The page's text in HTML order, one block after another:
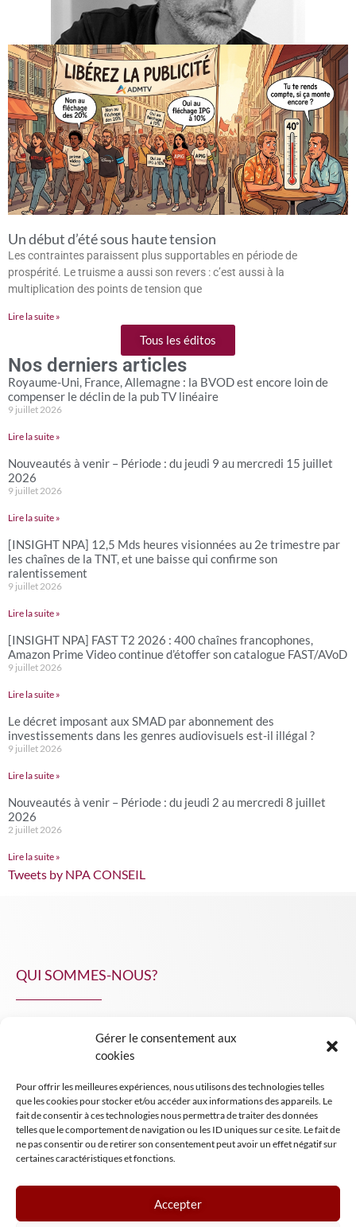
Gérer le consentement aux
cookies
Pour offrir les meilleures expériences, nous utilisons des technologies telles
que les cookies pour stocker et/ou accéder aux informations des appareils. Le
fait de consentir à ces technologies nous permettra de traiter des données
telles que le comportement de navigation ou les ID uniques sur ce site. Le fait de
ne pas consentir ou de retirer son consentement peut avoir un effet négatif sur
certaines caractéristiques et fonctions.
Accepter
Un début d’été sous haute tension
Les contraintes paraissent plus supportables en période de
prospérité. Le truisme a aussi son revers : c’est aussi à la
multiplication des points de tension que
Lire la suite »
Tous les éditos
Nos derniers articles
Royaume-Uni, France, Allemagne : la BVOD est encore loin de
compenser le déclin de la pub TV linéaire
9 juillet 2026
Lire la suite »
Nouveautés à venir – Période : du jeudi 9 au mercredi 15 juillet
2026
9 juillet 2026
Lire la suite »
[INSIGHT NPA] 12,5 Mds heures visionnées au 2e trimestre par
les chaînes de la TNT, et une baisse qui confirme son
ralentissement
9 juillet 2026
Lire la suite »
[INSIGHT NPA] FAST T2 2026 : 400 chaînes francophones,
Amazon Prime Video continue d’étoffer son catalogue FAST/AVoD
9 juillet 2026
Lire la suite »
Le décret imposant aux SMAD par abonnement des
investissements dans les genres audiovisuels est-il illégal ?
9 juillet 2026
Lire la suite »
Nouveautés à venir – Période : du jeudi 2 au mercredi 8 juillet
2026
2 juillet 2026
Lire la suite »
Tweets by NPA CONSEIL
QUI SOMMES-NOUS?
INSIGHT NPA
Mentions légales